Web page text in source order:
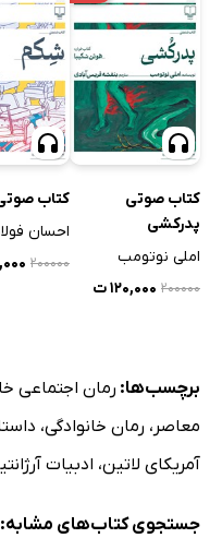
کتاب صوتی
پدرکشی
املی نوتومب
۲۰۰۰۰۰ ۱۲۰,۰۰۰ ت
کتاب
احسان
۲۰۰۰۰۰
برچسب‌ها: رمان اجتماعی
معاصر ، رمان خانوادگی،
آمریکای لاتین، ادبیات
جستجوی کتاب‌های مشابه: